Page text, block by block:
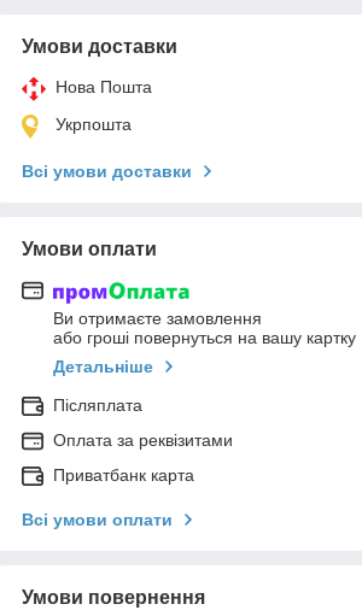
Умови доставки
Нова Пошта
Укрпошта
Всі умови доставки
Умови оплати
Ви отримаєте замовлення
або гроші повернуться на вашу картку
Детальніше
Післяплата
Оплата за реквізитами
Приватбанк карта
Всі умови оплати
Умови повернення